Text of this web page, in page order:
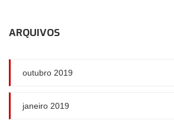
ARQUIVOS
outubro 2019
janeiro 2019